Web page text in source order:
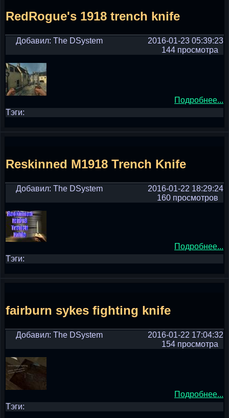
RedRogue's 1918 trench knife
Добавил: The DSystem
2016-01-23 05:39:23
144 просмотра
Подробнее...
Тэги:
Reskinned M1918 Trench Knife
Добавил: The DSystem
2016-01-22 18:29:24
160 просмотров
Подробнее...
Тэги:
fairburn sykes fighting knife
Добавил: The DSystem
2016-01-22 17:04:32
154 просмотра
Подробнее...
Тэги: